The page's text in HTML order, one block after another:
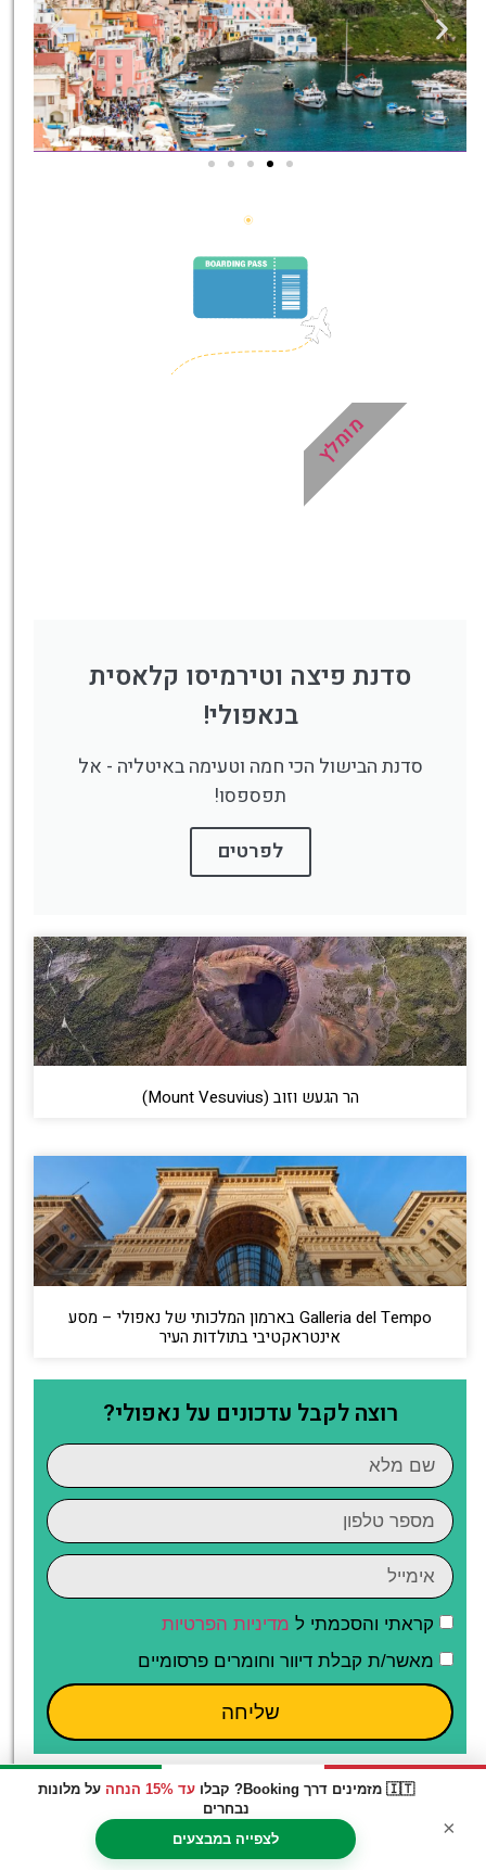
🇮🇹 מזמינים דרך Booking? קבלו עד 15% הנחה
על מלונות
נבחרים
לצפייה במבצעים
×
הדרכה מקצועית ואינפורמטיבית
במיוחד עבורכם!
לחצו פה!
סדנת פיצה וטירמיסו קלאסית
בנאפולי!
סדנת הבישול הכי חמה וטעימה באיטליה - אל
תפספסו!
לפרטים
מומלץ
הר הגעש וזוב (Mount Vesuvius)
Galleria del Tempo בארמון המלכותי של נאפולי – מסע
אינטראקטיבי בתולדות העיר
רוצה לקבל עדכונים על נאפולי?
קראתי והסכמתי ל מדיניות הפרטיות
מאשר/ת קבלת דיוור וחומרים פרסומיים
שליחה